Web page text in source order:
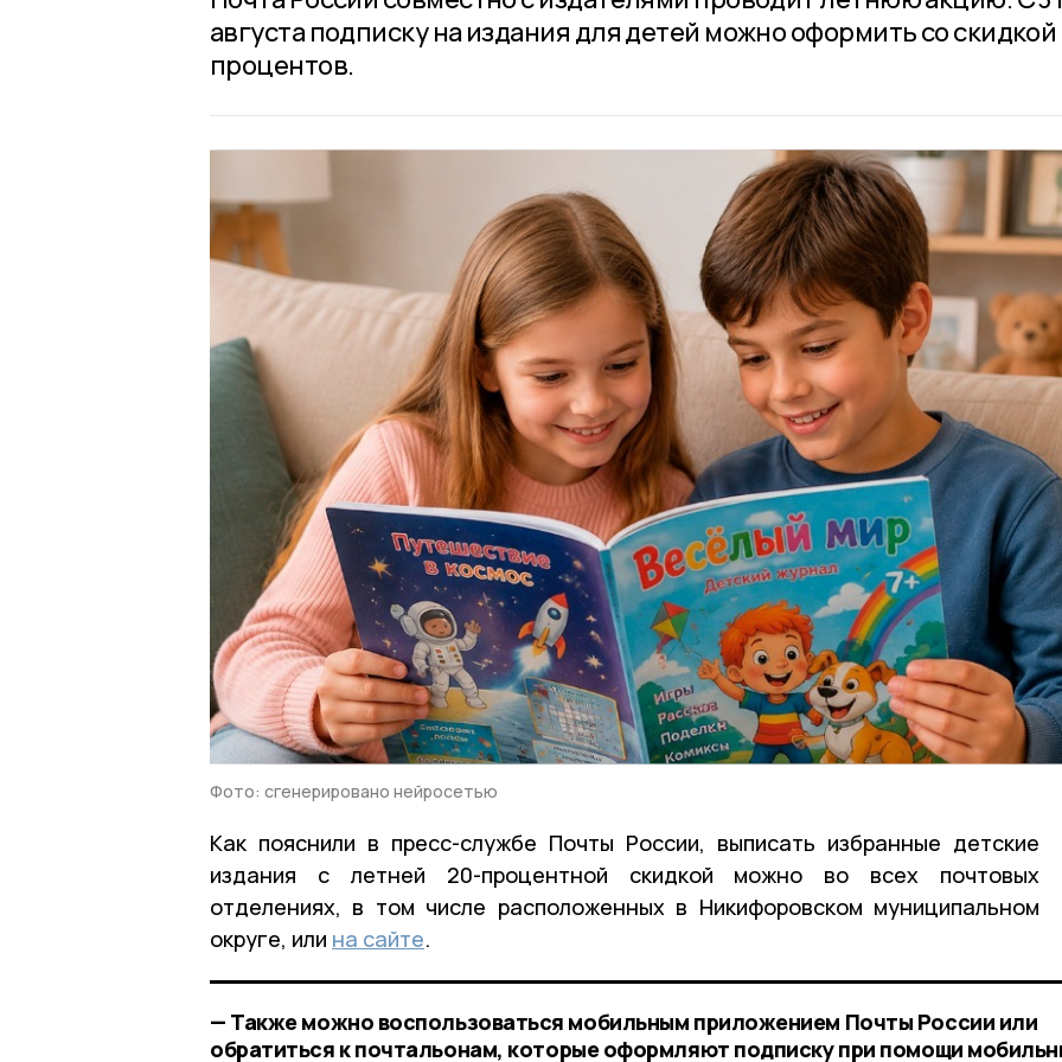
августа подписку на издания для детей можно оформить со
процентов.
Фото: сгенерировано нейросетью
Как пояснили в пресс-службе Почты России, выписать избранные детские
издания с летней 20-процентной скидкой можно во всех почтовых
отделениях, в том числе расположенных в Никифоровском муниципальном
округе, или на сайте.
— Также можно воспользоваться мобильным приложением Почты России или
обратиться к почтальонам, которые оформляют подписку при помощи